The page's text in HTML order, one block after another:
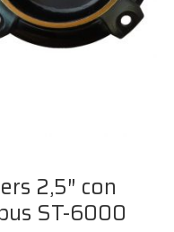
2,5″ con
ST-6000